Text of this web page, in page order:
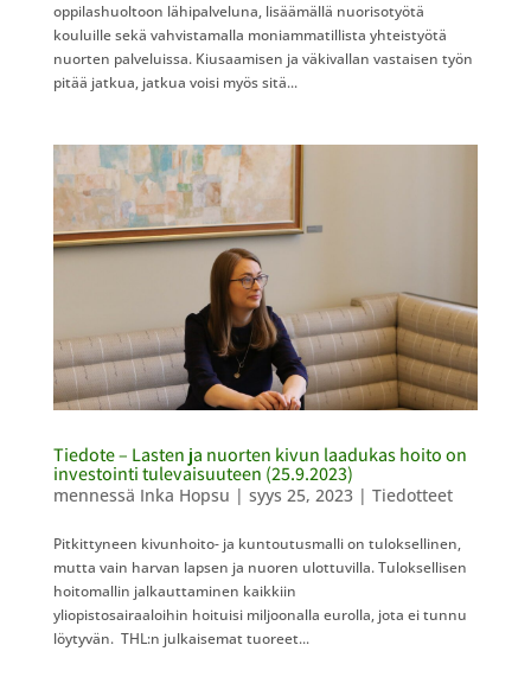
oppilashuoltoon lähipalveluna, lisäämällä nuorisotyötä
kouluille sekä vahvistamalla moniammatillista yhteistyötä
nuorten palveluissa. Kiusaamisen ja väkivallan vastaisen työn
pitää jatkua, jatkua voisi myös sitä...
Tiedote – Lasten ja nuorten kivun laadukas hoito on
investointi tulevaisuuteen (25.9.2023)
mennessä Inka Hopsu | syys 25, 2023| Tiedotteet
Pitkittyneen kivunhoito- ja kuntoutusmalli on tuloksellinen,
mutta vain harvan lapsen ja nuoren ulottuvilla. Tuloksellisen
hoitomallin jalkauttaminen kaikkiin
yliopistosairaaloihin hoituisi miljoonalla eurolla, jota ei tunnu
löytyvän. THL:n julkaisemat tuoreet...